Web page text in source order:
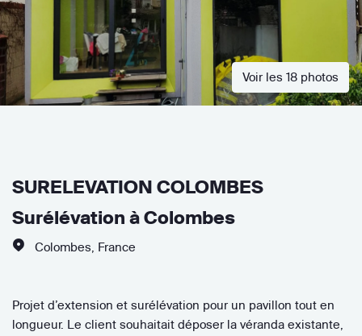
Voir les 18 photos
SURELEVATION COLOMBES
Surélévation à Colombes
Colombes France
Projet d’extension et surélévation pour un pavillon tout en
longueur. Le client souhaitait déposer la véranda existante,